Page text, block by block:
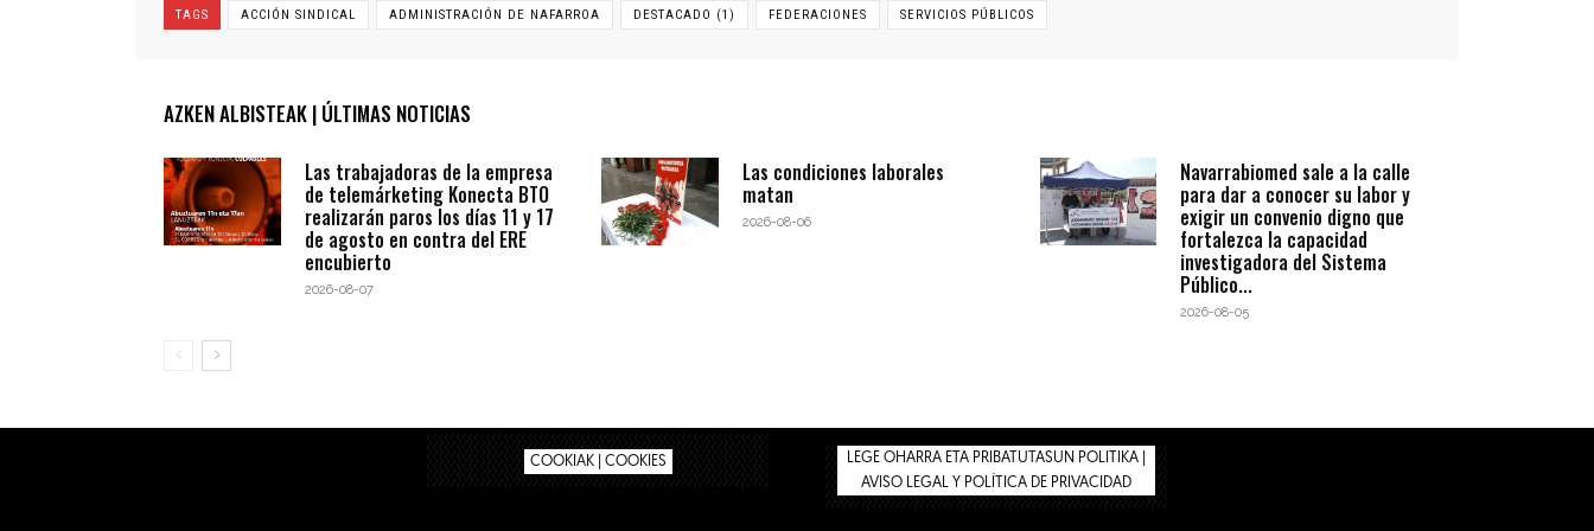
TAGS ACCIÓN SINDICAL ADMINISTRACIÓN DE NAFARROA DESTACADO (1) FEDERACIONES SERVICIOS PÚBLICOS
AZKEN ALBISTEAK | ÚLTIMAS NOTICIAS
Las trabajadoras de la empresa
de telemárketing Konecta BTO
realizarán paros los días 11 y 17
de agosto en contra del ERE
encubierto
2026-08-07
Las condiciones laborales
matan
2026-08-06
Navarrabiomed sale a la calle
para dar a conocer su labor y
exigir un convenio digno que
fortalezca la capacidad
investigadora del Sistema
Público...
2026-08-05
COOKIAK | COOKIES
LEGE OHARRA ETA PRIBATUTASUN POLITIKA |
AVISO LEGAL Y POLÍTICA DE PRIVACIDAD